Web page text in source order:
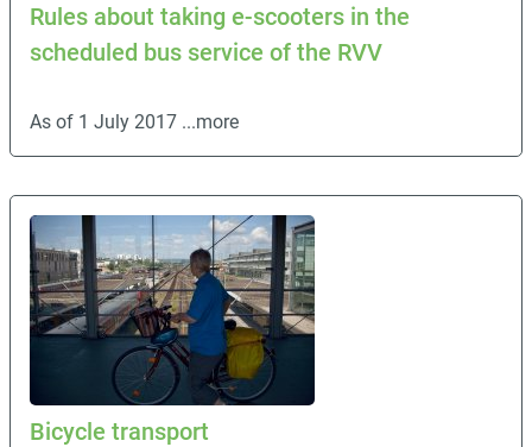
Rules about taking e-scooters in the
scheduled bus service of the RVV
As of 1 July 2017 ...more
Bicycle transport